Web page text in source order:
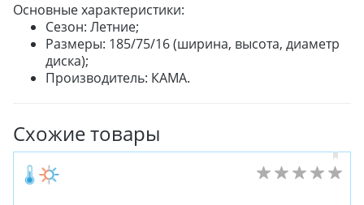
Основные характеристики:
Сезон: Летние;
Размеры: 185/75/16 (ширина, высота, диаметр
диска);
Производитель: КАМА.
Схожие товары